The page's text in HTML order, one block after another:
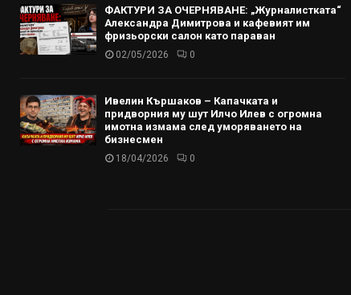
ФАКТУРИ ЗА ОЧЕРНЯВАНЕ: „Журналистката“
Александра Димитрова и кафевият им
фризьорски салон като параван
02/05/2026 0
Ивелин Кършаков – Капачката и
придворния му шут Илчо Илев с огромна
имотна измама след уморяването на
бизнесмен
18/04/2026 0